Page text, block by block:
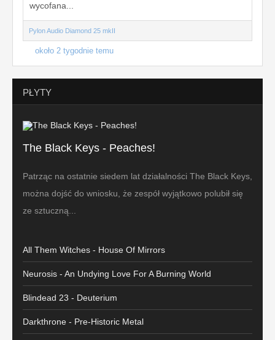
wycofana...
Pylon Audio Diamond 25 mkII
około 2 tygodnie temu
PŁYTY
The Black Keys - Peaches!
Patrząc na ostatnie siedem lat działalności The Black Keys,
można dojść do wniosku, że zespół wyjątkowo polubił się
ze sztuczną...
All Them Witches - House Of Mirrors
Neurosis - An Undying Love For A Burning World
Blindead 23 - Deuterium
Darkthrone - Pre-Historic Metal